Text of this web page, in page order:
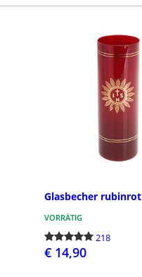
Glasbecher rubinrot
VORRÄTIG
218
€ 14,90